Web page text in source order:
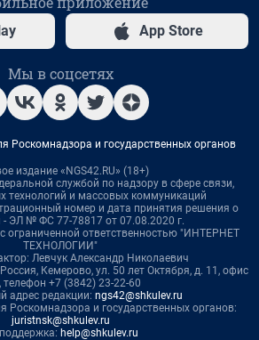
App Store
Мы в соцсетях
Роскомнадзора и государственных органов
издание «NGS42.RU» (18+)
службой по надзору в сфере связи,
технологий и массовых коммуникаций
номер и дата принятия решения о
- ЭЛ № ФС 77-78817 от 07.08.2020 г.
ограниченной ответственностью "ИНТЕРНЕТ
ТЕХНОЛОГИИ"
Левчук Александр Николаевич
Кемерово, ул. 50 лет Октября, д. 11, офис
телефон +7 (3842) 23-22-60
адрес редакции: ngs42@shkulev.ru
Роскомнадзора и государственных органов:
juristnsk@shkulev.ru
help@shkulev.ru